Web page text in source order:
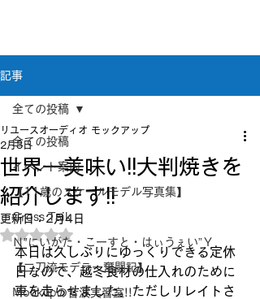
記事
全ての投稿
イベント案内
【11歳のスケールモデル写真集】
Cross Taik
Ｎ”にいがた・こーすと・はぃうぇい”Ｙ
【二刀流モデラー奮闘記】
Mockupの音波実習室!!
全ての投稿
世界一美味い!!大判焼きを
紹介します!!
リユースオーディオ モックアップ
2月3日
更新日：2月4日
5つ星のうちNaNと評価されています。
本日は久しぶりにゆっくりできる定休
日なので、越冬食材の仕入れのために
車を走らせました。ただしリレイトさ